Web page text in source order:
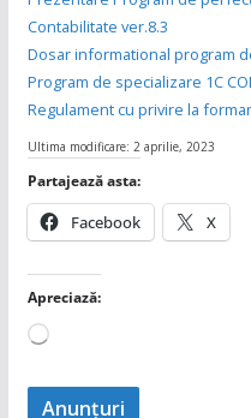
Contabilitate ver.8.3
Dosar informational program
Program de specializare 1C
Regulament cu privire la
Ultima modificare: 2 aprilie, 2023
Partajează asta:
Facebook X
Apreciază:
Încarc...
Anunţuri